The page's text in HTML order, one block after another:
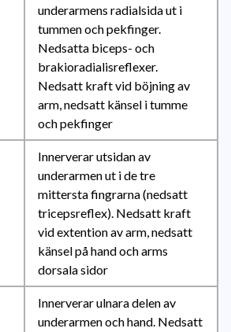
underarmens radialsida ut i
tummen och pekfinger.
Nedsatta biceps- och
brakioradialisreflexer.
Nedsatt kraft vid böjning av
arm, nedsatt känsel i tumme
och pekfinger
Innerverar utsidan av
underarmen ut i de tre
mittersta fingrarna (nedsatt
tricepsreflex). Nedsatt kraft
vid extention av arm, nedsatt
känsel på hand och arms
dorsala sidor
Innerverar ulnara delen av
underarmen och hand. Nedsatt